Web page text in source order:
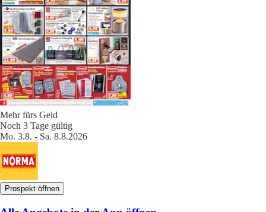
Mehr fürs Geld
Noch 3 Tage gültig
Mo. 3.8. - Sa. 8.8.2026
Prospekt öffnen